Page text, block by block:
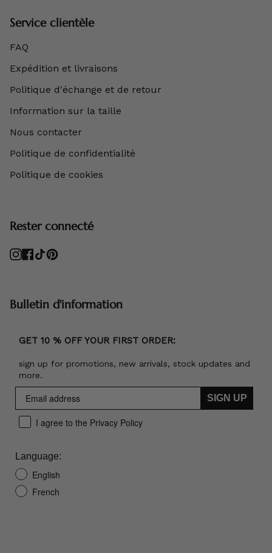
Service clientèle
FAQ
Expédition et livraisons
Politique d'échange et de retour
Information sur la taille
Nous contacter
Politique de confidentialité
Politique de cookies
Rester connecté
Instagram
Facebook
TikTokPinterest
Bulletin d'information
GET 10 % OFF YOUR FIRST ORDER:
sign up for promotions, new arrivals, stock updates and
more.
SIGN UP
I agree to the Privacy Policy
Language:
English
French